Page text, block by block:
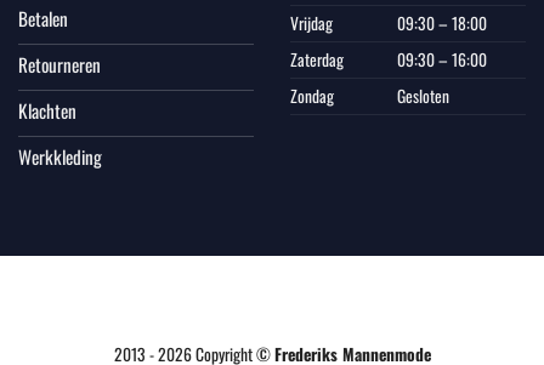
Betalen
Retourneren
Klachten
Werkkleding
Vrijdag
09:30 – 18:00
Zaterdag
09:30 – 16:00
Zondag
Gesloten
2013 - 2026 Copyright ©Frederiks Mannenmode